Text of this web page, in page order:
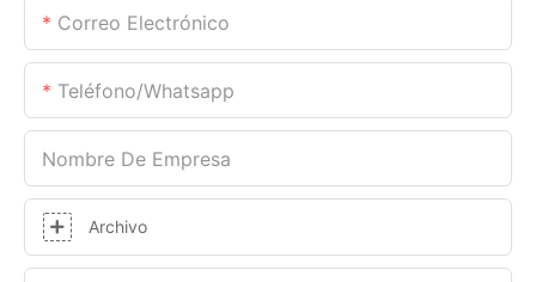
Correo Electrónico
Teléfono/whatsapp
Nombre De Empresa
Archivo